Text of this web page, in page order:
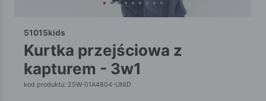
51015kids
kurtka przejściowa z
kapturem - 3w1
kod produktu: 25W-01A4804-UNID